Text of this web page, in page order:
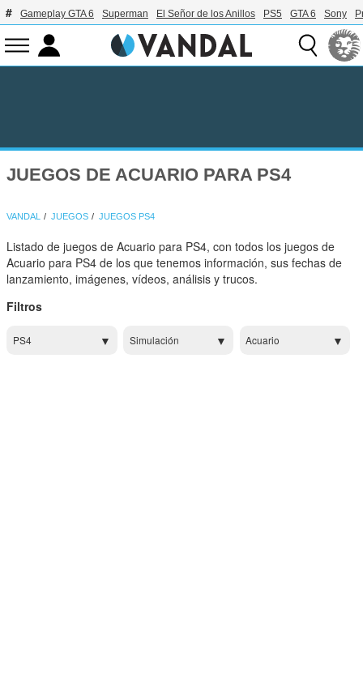
Gameplay GTA 6 Superman El Señor de los Anillos PS5 GTA 6 Sony
JUEGOS DE ACUARIO PARA PS4
VANDAL JUEGOS JUEGOS PS4
Listado de juegos de Acuario para PS4, con todos los juegos de
Acuario para PS4 de los que tenemos información, sus fechas de
lanzamiento, imágenes, vídeos, análisis y trucos.
Filtros
PS4 Simulación Acuario